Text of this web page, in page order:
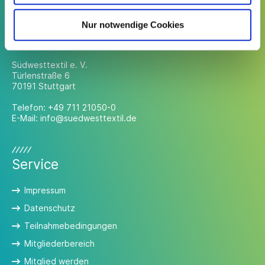
Nur notwendige Cookies
Kontakt
Südwesttextil e. V.
Türlenstraße 6
70191 Stuttgart
Telefon: +49 711 21050-0
E-Mail: info@suedwesttextil.de
Service
Impressum
Datenschutz
Teilnahmebedingungen
Mitgliederbereich
Mitglied werden